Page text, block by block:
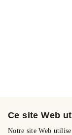
Ce site Web
Notre site Web